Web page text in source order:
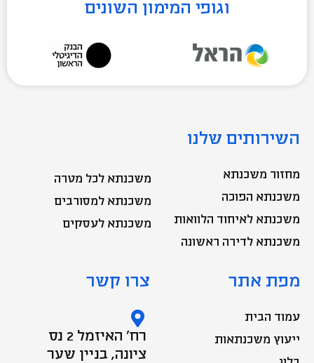
וגופי המימון השונים
השירותים שלנו
מחזור משכנתא
משכנתא הפוכה
משכנתא לאיחוד הלוואות
משכנתא לדירה ראשונה
משכנתא לכל מטרה
משכנתא למסורבים
משכנתא לעסקים
מפת אתר
עמוד הבית
ייעוץ משכנתאות
צרו קשר
רח' האיזמל 2 נס
ציונה, בניין שער